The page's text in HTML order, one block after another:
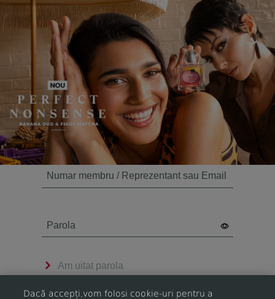
Numar membru / Reprezentant sau Email
Parola
Am uitat parola
Dacă accepți,vom folosi cookie-uri pentru a